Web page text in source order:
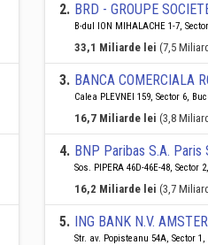
2. BRD - GROUPE
B-dul ION MIHALACHE 1-7,
33,1 Miliarde lei (7,5
3. BANCA COMERCIALA
Calea PLEVNEI 159, Sector 6,
16,7 Miliarde lei (3,8
4. BNP Paribas S.A. Paris
Sos. PIPERA 46D-46E-48, Sector
16,2 Miliarde lei (3,7
5.
Str. av. Popisteanu 54A, Sector